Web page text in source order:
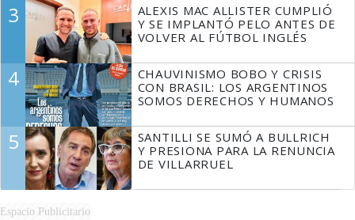
3
ALEXIS MAC ALLISTER CUMPLIÓ
Y SE IMPLANTÓ PELO ANTES DE
VOLVER AL FÚTBOL INGLÉS
4
CHAUVINISMO BOBO Y CRISIS
CON BRASIL: LOS ARGENTINOS
SOMOS DERECHOS Y HUMANOS
5
SANTILLI SE SUMÓ A BULLRICH
Y PRESIONA PARA LA RENUNCIA
DE VILLARRUEL
Espacio Publicitario